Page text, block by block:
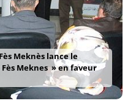
Fès Meknès lance le
Meknes » en faveur